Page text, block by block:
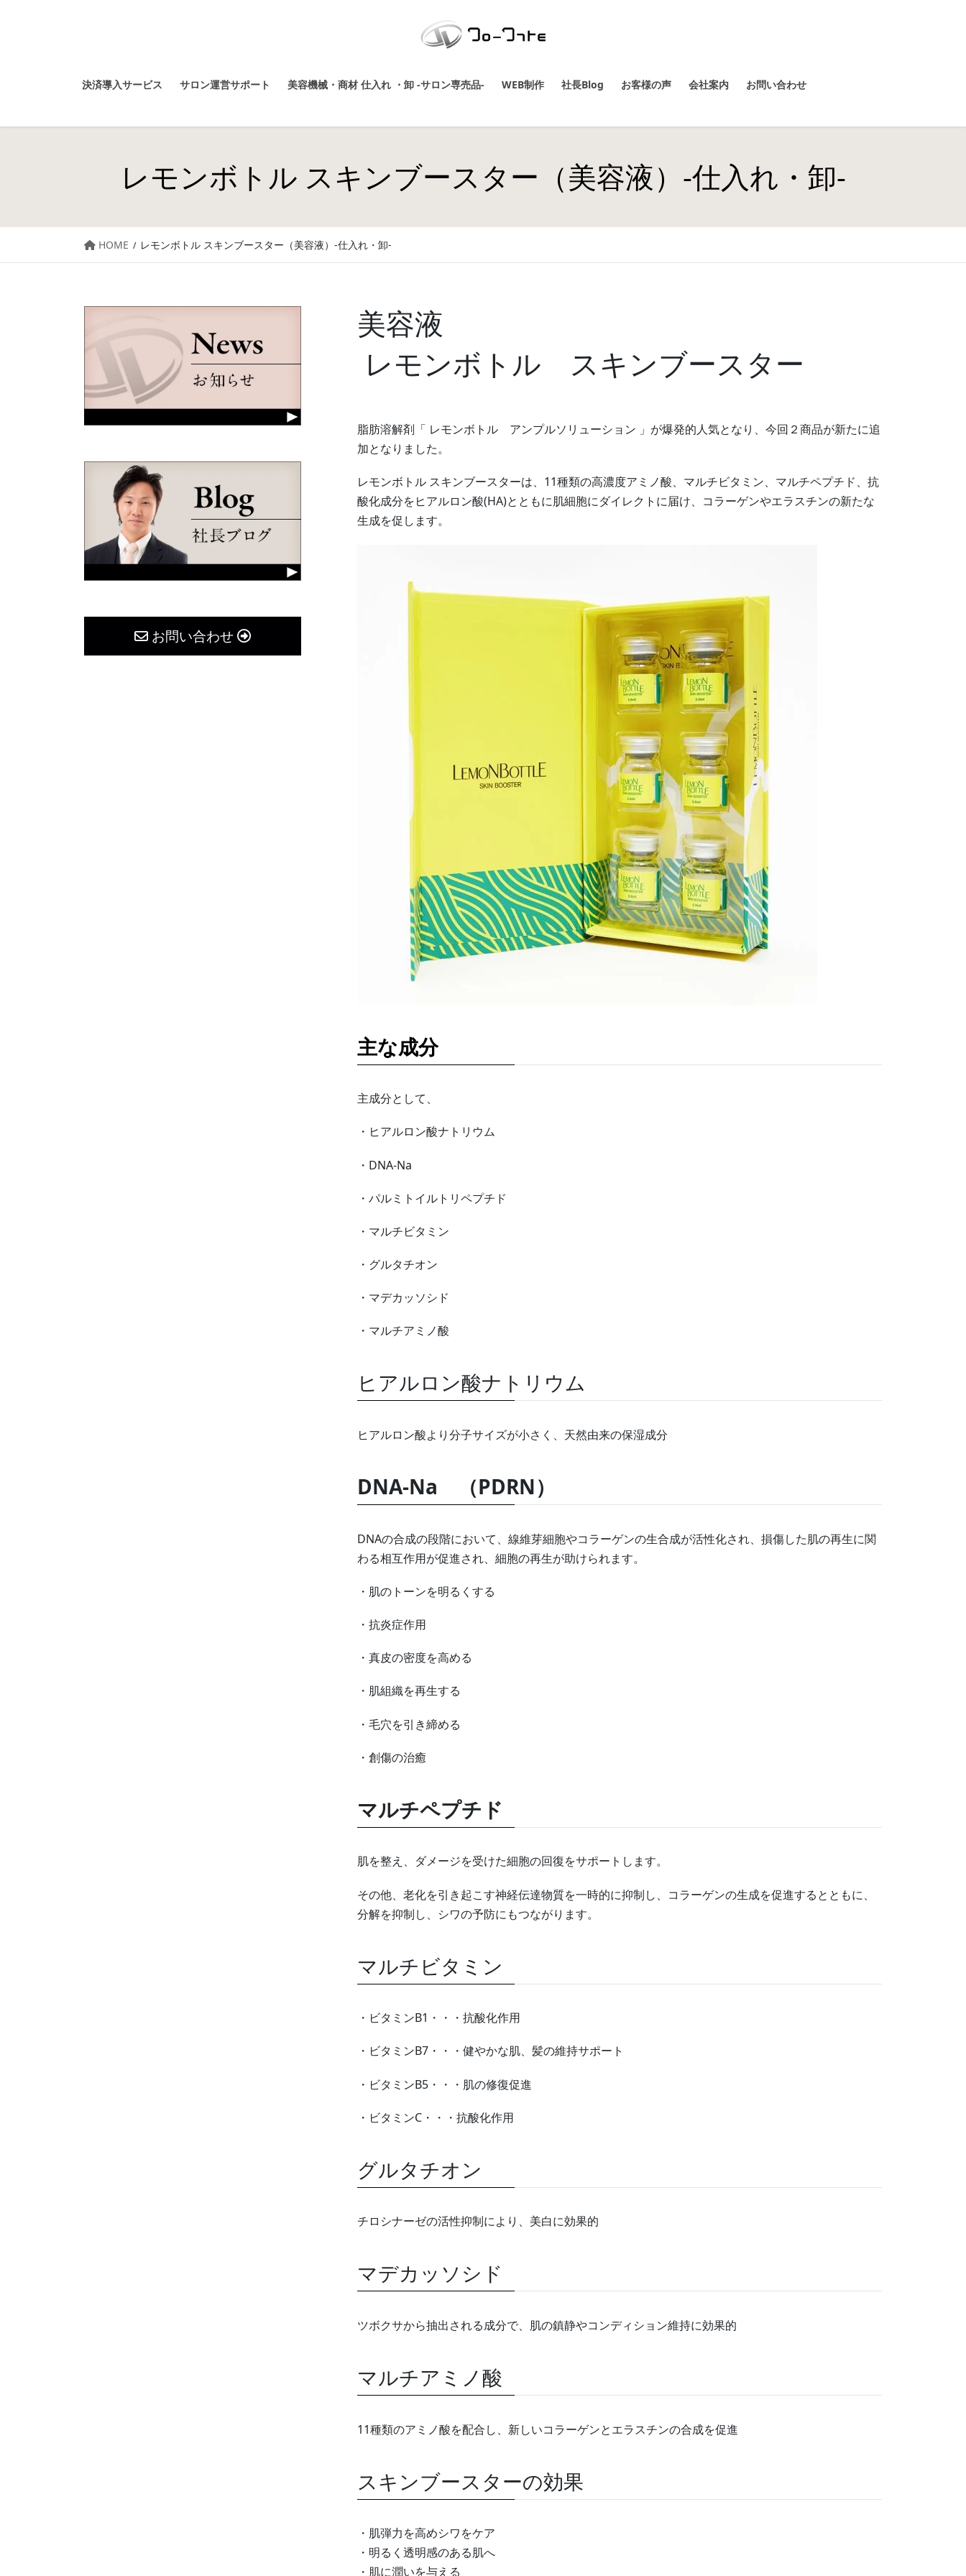
決済導入サービス サロン運営サポート 美容機械・商材 仕入れ ・卸 -サロン専売品- WEB制作 社長Blog お客様の声 会社案内 お問い合わせ
レモンボトル スキンブースター（美容液）-仕入れ・卸-
HOME レモンボトル スキンブースター（美容液）-仕入れ・卸-
美容液
レモンボトル スキンブースター
脂肪溶解剤「 レモンボトル アンプルソリューション 」が爆発的人気となり、今回２商品が新たに追
加となりました。
レモンボトル スキンブースターは、11種類の高濃度アミノ酸、マルチビタミン、マルチペプチド、抗
酸化成分をヒアルロン酸(HA)とともに肌細胞にダイレクトに届け、コラーゲンやエラスチンの新たな
生成を促します。
主な成分
主成分として、
・ヒアルロン酸ナトリウム
・DNA-Na
・パルミトイルトリペプチド
・マルチビタミン
・グルタチオン
・マデカッソシド
・マルチアミノ酸
ヒアルロン酸ナトリウム
ヒアルロン酸より分子サイズが小さく、天然由来の保湿成分
DNA-Na （PDRN）
DNAの合成の段階において、線維芽細胞やコラーゲンの生合成が活性化され、損傷した肌の再生に関
わる相互作用が促進され、細胞の再生が助けられます。
・肌のトーンを明るくする
・抗炎症作用
・真皮の密度を高める
・肌組織を再生する
・毛穴を引き締める
・創傷の治癒
マルチペプチド
肌を整え、ダメージを受けた細胞の回復をサポートします。
その他、老化を引き起こす神経伝達物質を一時的に抑制し、コラーゲンの生成を促進するとともに、
分解を抑制し、シワの予防にもつながります。
マルチビタミン
・ビタミンB1・・・抗酸化作用
・ビタミンB7・・・健やかな肌、髪の維持サポート
・ビタミンB5・・・肌の修復促進
・ビタミンC・・・抗酸化作用
グルタチオン
チロシナーゼの活性抑制により、美白に効果的
マデカッソシド
ツボクサから抽出される成分で、肌の鎮静やコンディション維持に効果的
マルチアミノ酸
11種類のアミノ酸を配合し、新しいコラーゲンとエラスチンの合成を促進
スキンブースターの効果
・肌弾力を高めシワをケア
・明るく透明感のある肌へ
・肌に潤いを与える
お問い合わせ